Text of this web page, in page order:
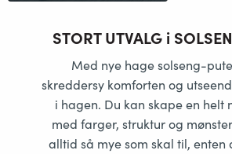
STORT UTVALG i
Med nye hage solseng-
skreddersy komforten og
i hagen. Du kan skape en helt
med farger, struktur og
alltid så mye som skal til, enten